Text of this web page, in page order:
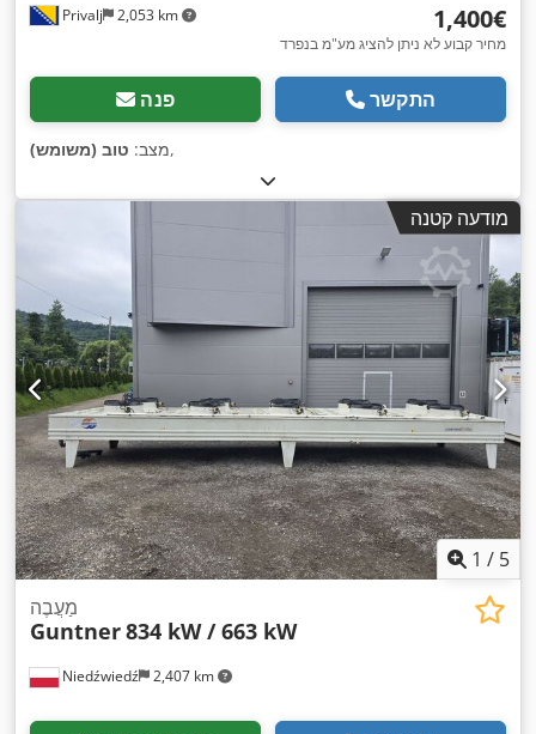
Privalj 2,053 km ‏1,400 ‏€
מחיר קבוע לא ניתן להציג מע"מ בנפרד
פנה התקשר
מצב: טוב (משומש) ,
מודעה קטנה
1 / 5
Niedźwiedź 2,407 km
מַעֲבֶה
Guntner834 kW / 663 kW